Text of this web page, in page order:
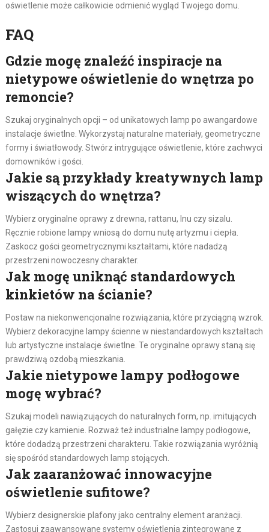
oświetlenie może całkowicie odmienić wygląd Twojego domu.
FAQ
Gdzie mogę znaleźć inspiracje na
nietypowe oświetlenie do wnętrza po
remoncie?
Szukaj oryginalnych opcji – od unikatowych lamp po awangardowe
instalacje świetlne. Wykorzystaj naturalne materiały, geometryczne
formy i światłowody. Stwórz intrygujące oświetlenie, które zachwyci
domowników i gości.
Jakie są przykłady kreatywnych lamp
wiszących do wnętrza?
Wybierz oryginalne oprawy z drewna, rattanu, lnu czy sizalu.
Ręcznie robione lampy wniosą do domu nutę artyzmu i ciepła.
Zaskocz gości geometrycznymi kształtami, które nadadzą
przestrzeni nowoczesny charakter.
Jak mogę uniknąć standardowych
kinkietów na ścianie?
Postaw na niekonwencjonalne rozwiązania, które przyciągną wzrok.
Wybierz dekoracyjne lampy ścienne w niestandardowych kształtach
lub artystyczne instalacje świetlne. Te oryginalne oprawy staną się
prawdziwą ozdobą mieszkania.
Jakie nietypowe lampy podłogowe
mogę wybrać?
Szukaj modeli nawiązujących do naturalnych form, np. imitujących
gałęzie czy kamienie. Rozważ też industrialne lampy podłogowe,
które dodadzą przestrzeni charakteru. Takie rozwiązania wyróżnią
się spośród standardowych lamp stojących.
Jak zaaranżować innowacyjne
oświetlenie sufitowe?
Wybierz designerskie plafony jako centralny element aranżacji.
Zastosuj zaawansowane systemy oświetlenia zintegrowane z